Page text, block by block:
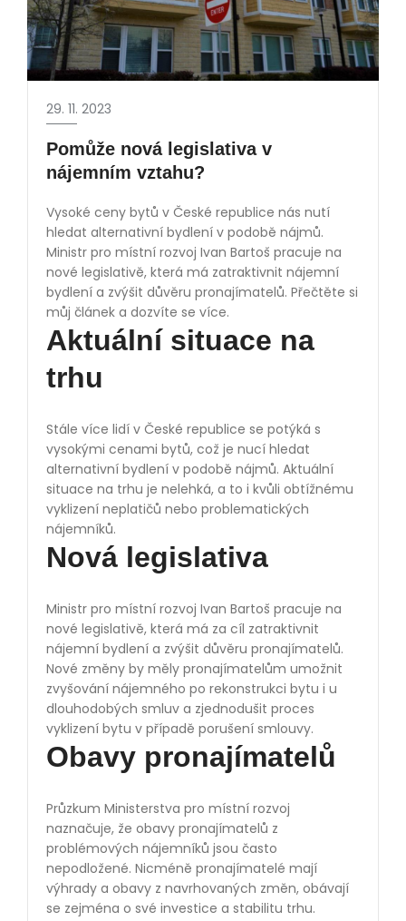
29. 11. 2023
Pomůže nová legislativa v
nájemním vztahu?
Vysoké ceny bytů v České republice nás nutí
hledat alternativní bydlení v podobě nájmů.
Ministr pro místní rozvoj Ivan Bartoš pracuje na
nové legislativě, která má zatraktivnit nájemní
bydlení a zvýšit důvěru pronajímatelů. Přečtěte si
můj článek a dozvíte se více.
Aktuální situace na
trhu
Stále více lidí v České republice se potýká s
vysokými cenami bytů, což je nucí hledat
alternativní bydlení v podobě nájmů. Aktuální
situace na trhu je nelehká, a to i kvůli obtížnému
vyklizení neplatičů nebo problematických
nájemníků.
Nová legislativa
Ministr pro místní rozvoj Ivan Bartoš pracuje na
nové legislativě, která má za cíl zatraktivnit
nájemní bydlení a zvýšit důvěru pronajímatelů.
Nové změny by měly pronajímatelům umožnit
zvyšování nájemného po rekonstrukci bytu i u
dlouhodobých smluv a zjednodušit proces
vyklizení bytu v případě porušení smlouvy.
Obavy pronajímatelů
Průzkum Ministerstva pro místní rozvoj
naznačuje, že obavy pronajímatelů z
problémových nájemníků jsou často
nepodložené. Nicméně pronajímatelé mají
výhrady a obavy z navrhovaných změn, obávají
se zejména o své investice a stabilitu trhu.